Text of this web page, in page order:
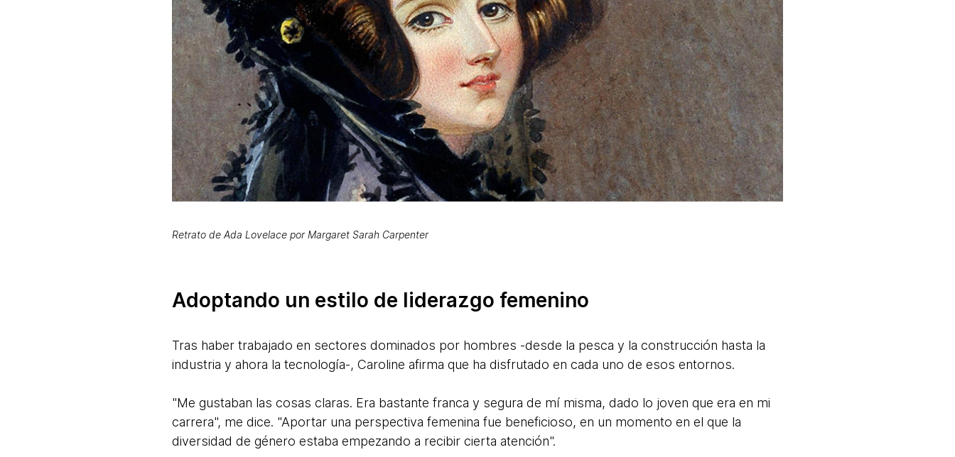
Retrato de Ada Lovelace por Margaret Sarah Carpenter
Adoptando un estilo de liderazgo femenino
Tras haber trabajado en sectores dominados por hombres -desde la pesca y la construcción hasta la
industria y ahora la tecnología-, Caroline afirma que ha disfrutado en cada uno de esos entornos.
"Me gustaban las cosas claras. Era bastante franca y segura de mí misma, dado lo joven que era en mi
carrera", me dice. "Aportar una perspectiva femenina fue beneficioso, en un momento en el que la
diversidad de género estaba empezando a recibir cierta atención".